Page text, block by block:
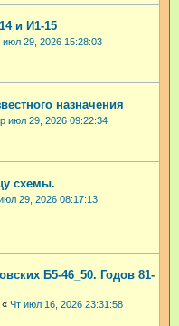
и И1-15
29, 2026 15:28:03
назначения
июл 29, 2026 09:22:34
схемы.
29, 2026 08:17:13
Б5-46_50. Годов 81-
« Чт июл 16, 2026 23:31:58